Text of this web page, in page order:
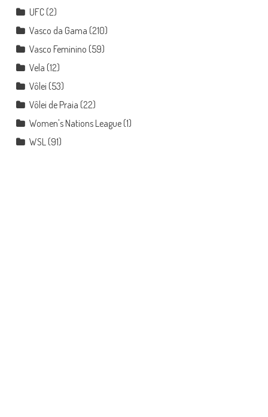
UFC(2)
Vasco da Gama (210)
Vasco Feminino (59)
Vela (12)
Vôlei (53)
Vôlei de Praia (22)
Women's Nations League(1)
WSL (91)